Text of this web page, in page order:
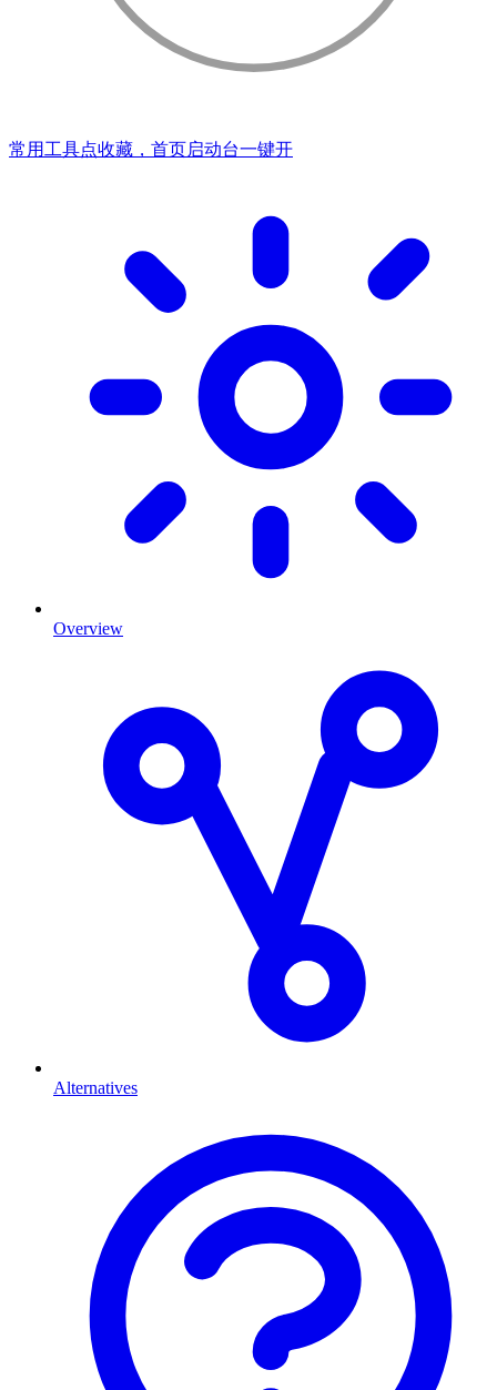
常用工具点收藏，首页启动台一键开
Overview
Alternatives